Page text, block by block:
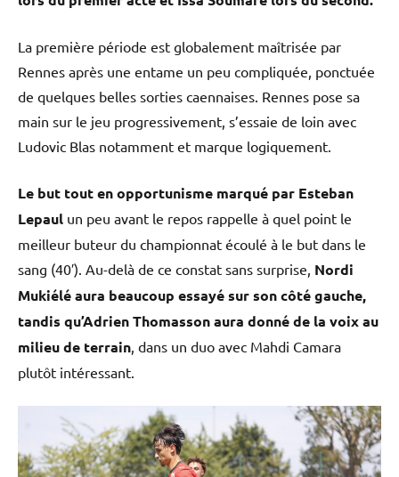
La première période est globalement maîtrisée par
Rennes après une entame un peu compliquée, ponctuée
de quelques belles sorties caennaises. Rennes pose sa
main sur le jeu progressivement, s’essaie de loin avec
Ludovic Blas notamment et marque logiquement.
Le but tout en opportunisme marqué par Esteban
Lepaul un peu avant le repos rappelle à quel point le
meilleur buteur du championnat écoulé à le but dans le
sang (40′). Au-delà de ce constat sans surprise, Nordi
Mukiélé aura beaucoup essayé sur son côté gauche,
tandis qu’Adrien Thomasson aura donné de la voix au
milieu de terrain, dans un duo avec Mahdi Camara
plutôt intéressant.